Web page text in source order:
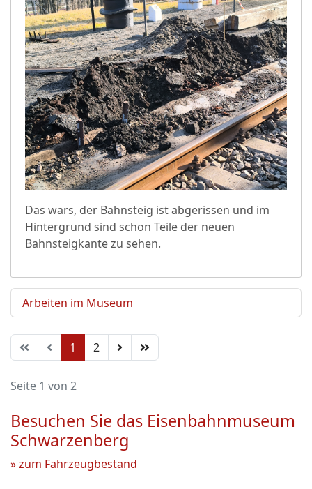
Das wars, der Bahnsteig ist abgerissen und im
Hintergrund sind schon Teile der neuen
Bahnsteigkante zu sehen.
Arbeiten im Museum
1 2
Seite 1 von 2
Besuchen Sie das Eisenbahnmuseum
Schwarzenberg
» zum Fahrzeugbestand